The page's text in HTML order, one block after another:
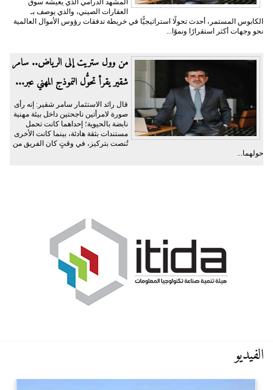
العقارات الصيني، والذي يوصف بـ
الكابوس المستمر، أحدث تحولًا استراتيجيًّا في خريطة تدفقات رؤوس الأموال العالمية
نحو وجهات أكثر استقرارًا ونموًا...
من وول ستريت إلى الرياض.. سامر
شقير يقرأ تحوُّل النموذج المهني عبر...
قال رائد الاستثمار سامر شقير: إنه رأى
صورة لامرأتين ناجحتين داخل بيئة مهنية
نابضة بالحيوية؛ إحداهما كانت تحمل
مستندات بثقة هادئة، بينما كانت الأخرى
تُنصت بتركيز، في وقتٍ كان الفريق من
حولهما...
الفيديو